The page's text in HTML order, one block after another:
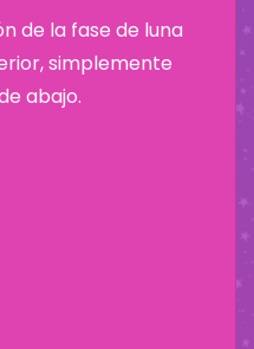
de la fase de luna
simplemente
abajo.